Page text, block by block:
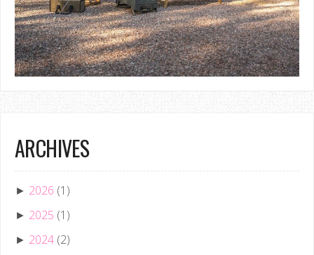
ARCHIVES
► 2026 (1)
► 2025 (1)
► 2024 (2)